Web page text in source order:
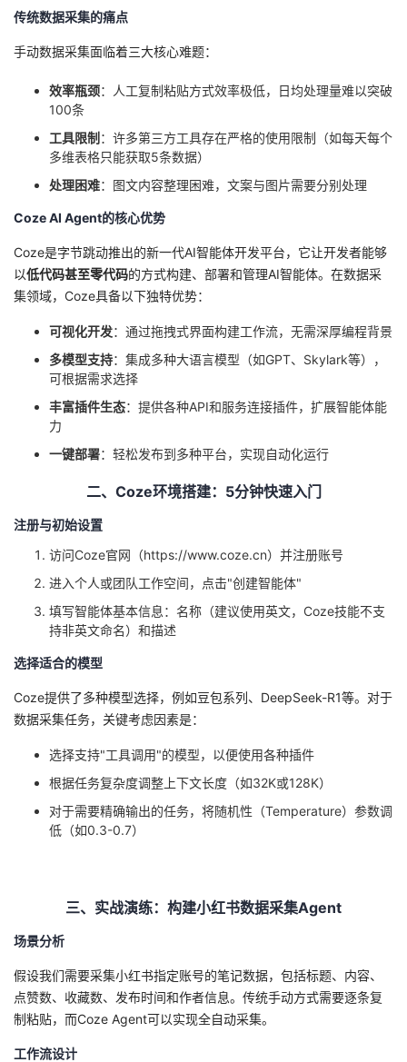
播
活
动
的
关
我
的
堂
的
程
我
认
的
验
我
收
我
Programs
我
的
技
支
我
的
声
议
传统数据采集的痛点
手动数据采集面临着三大核心难题：
效率瓶颈：人工复制粘贴方式效率极低，日均处理量难以突破
100条
工具限制 ：许多第三方工具存在严格的使用限制（如每天每个
多维表格只能获取5条数据）
处理困难：图文内容整理困难，文案与图片需要分别处理
Coze AI Agent的核心优势
Coze是字节跳动推出的新一代AI智能体开发平台，它让开发者能够
以低代码甚至零代码的方式构建、部署和管理AI智能体。在数据采
集领域，Coze具备以下独特优势：
可视化开发：通过拖拽式界面构建工作流，无需深厚编程背景
多模型支持：集成多种大语言模型（如GPT、Skylark等），
可根据需求选择
丰富插件生态：提供各种API和服务连接插件，扩展智能体能
力
一键部署：轻松发布到多种平台，实现自动化运行
二、Coze环境搭建：5分钟快速入门
注册与初始设置
访问Coze官网（https://www.coze.cn）并注册账号
进入个人或团队工作空间，点击"创建智能体"
填写智能体基本信息：名称（建议使用英文，Coze技能不支
持非英文命名）和描述
选择适合的模型
Coze提供了多种模型选择，例如豆包系列、DeepSeek-R1等。对于
数据采集任务，关键考虑因素是：
选择支持"工具调用"的模型，以便使用各种插件
根据任务复杂度调整上下文长度（如32K或128K）
对于需要精确输出的任务，将随机性（Temperature）参数调
低（如0.3-0.7）
三、实战演练：构建小红书数据采集Agent
场景分析
假设我们需要采集小红书指定账号的笔记数据，包括标题、内容、
点赞数、收藏数、发布时间和作者信息。传统手动方式需要逐条复
制粘贴，而Coze Agent可以实现全自动采集。
工作流设计